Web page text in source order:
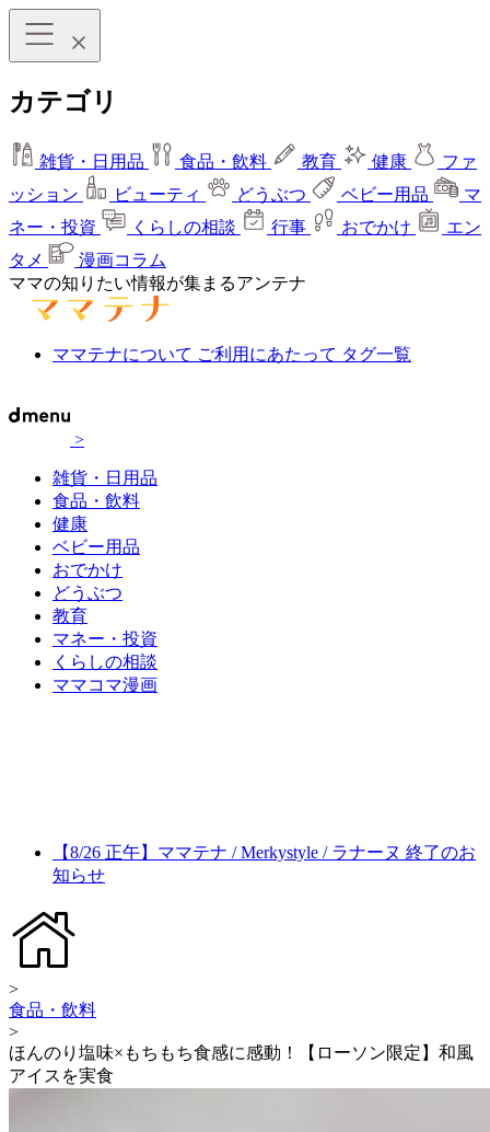
カテゴリ
雑貨・日用品 食品・飲料 教育 健康
ファ
ッション
ビューティ どうぶつ ベビー用品
マ
ネー・投資
くらしの相談 行事 おでかけ
エン
タメ
漫画コラム
ママの知りたい情報が集まるアンテナ
ママテナについて ご利用にあたって タグ一覧
>
雑貨・日用品
食品・飲料
健康
ベビー用品
おでかけ
どうぶつ
教育
マネー・投資
くらしの相談
ママコマ漫画
【8/26 正午】ママテナ / Merkystyle / ラナーヌ 終了のお
知らせ
>
食品・飲料
>
ほんのり塩味×もちもち食感に感動！【ローソン限定】和風
アイスを実食